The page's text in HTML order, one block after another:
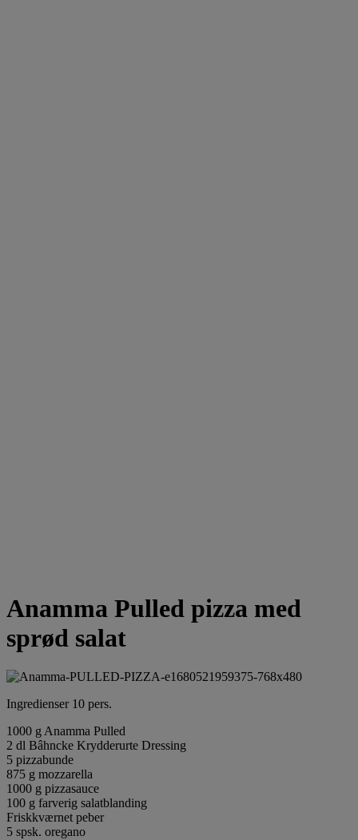
Anamma Pulled pizza med
sprød salat
Ingredienser 10 pers.
1000 g Anamma Pulled
2 dl Bâhncke Krydderurte Dressing
5 pizzabunde
875 g mozzarella
1000 g pizzasauce
100 g farverig salatblanding
Friskkværnet peber
5 spsk. oregano